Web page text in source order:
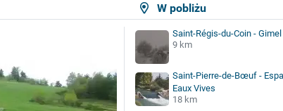
W pobliżu
Saint-Régis-du-Coin - Gimel
9 km
Saint-Pierre-de-Bœuf -
Eaux Vives
18 km